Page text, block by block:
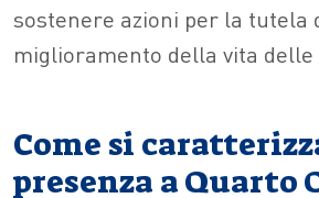
sostenere azioni per la
miglioramento della vita delle
Come si
presenza a Quarto